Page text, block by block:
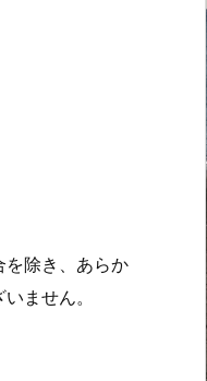
を除き、あらか
ません。